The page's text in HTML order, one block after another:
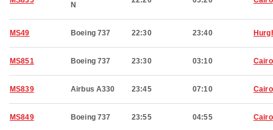
N
MS49 Boeing 737 22:30 23:40
MS851 Boeing 737 23:30 03:10 Cairo
MS839 Airbus A330 23:45 07:10 Cairo
MS849 Boeing 737 23:55 04:55 Cairo